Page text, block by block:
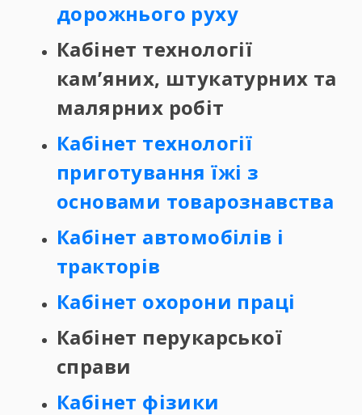
дорожнього руху
Кабінет технології
кам’яних, штукатурних та
малярних робіт
Кабінет технології
приготування їжі з
основами товарознавства
Кабінет автомобілів і
тракторів
Кабінет охорони праці
Кабінет перукарської
справи
Кабінет фізики